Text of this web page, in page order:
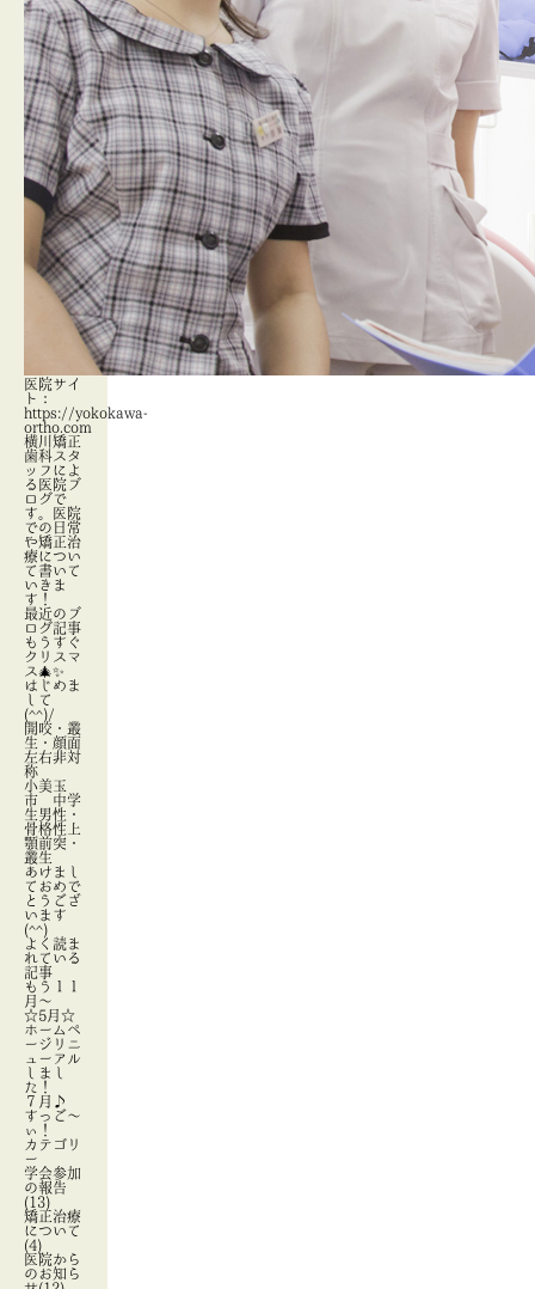
医院サイ
ト：
https://yokokawa-
ortho.com
横川矯正
歯科スタ
ッフによ
る医院ブ
ログで
す。医院
での日常
や矯正治
療につい
て書いて
いきま
す！
最近のブ
ログ記事
もうすぐ
クリスマ
ス🎄✨
はじめま
して
(^^)/
開咬・叢
生・顔面
左右非対
称
小美玉
市 中学
生男性・
骨格性上
顎前突・
叢生
あけまし
ておめで
とうござ
います
(^^)
よく読ま
れている
記事
もう１１
月～
☆5月☆
ホームペ
ージリニ
ューアル
しまし
た！
７月♪
すっご～
ぃ！
カテゴリ
ー
学会参加
の報告
(13)
矯正治療
について
(4)
医院から
のお知ら